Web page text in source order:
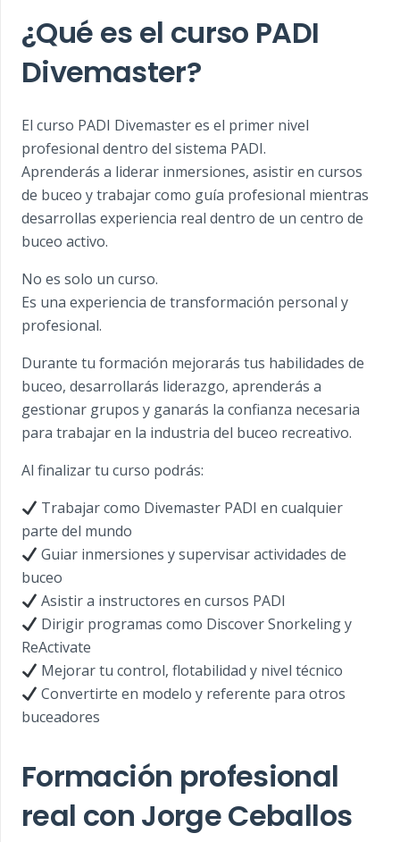
¿Qué es el curso PADI
Divemaster?
El curso PADI Divemaster es el primer nivel
profesional dentro del sistema PADI.
Aprenderás a liderar inmersiones, asistir en cursos
de buceo y trabajar como guía profesional mientras
desarrollas experiencia real dentro de un centro de
buceo activo.
No es solo un curso.
Es una experiencia de transformación personal y
profesional.
Durante tu formación mejorarás tus habilidades de
buceo, desarrollarás liderazgo, aprenderás a
gestionar grupos y ganarás la confianza necesaria
para trabajar en la industria del buceo recreativo.
Al finalizar tu curso podrás:
Trabajar como Divemaster PADI en cualquier
parte del mundo
Guiar inmersiones y supervisar actividades de
buceo
Asistir a instructores en cursos PADI
Dirigir programas como Discover Snorkeling y
ReActivate
Mejorar tu control, flotabilidad y nivel técnico
Convertirte en modelo y referente para otros
buceadores
Formación profesional
real con Jorge Ceballos